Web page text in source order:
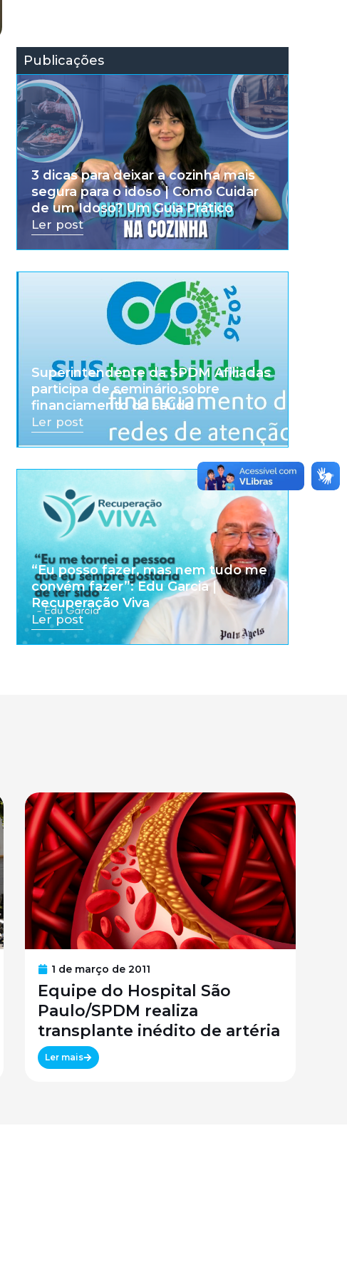
Publicações
3 dicas para deixar a cozinha mais
segura para o idoso | Como Cuidar
de um Idoso? Um Guia Prático
Ler post
Superintendente da SPDM Afiliadas
participa de seminário sobre
financiamento da saúde
Ler post
“Eu posso fazer, mas nem tudo me
convém fazer”: Edu Garcia |
Recuperação Viva
Ler post
1 de março de 2011
Equipe do Hospital São
Paulo/SPDM realiza
transplante inédito de artéria
Ler mais